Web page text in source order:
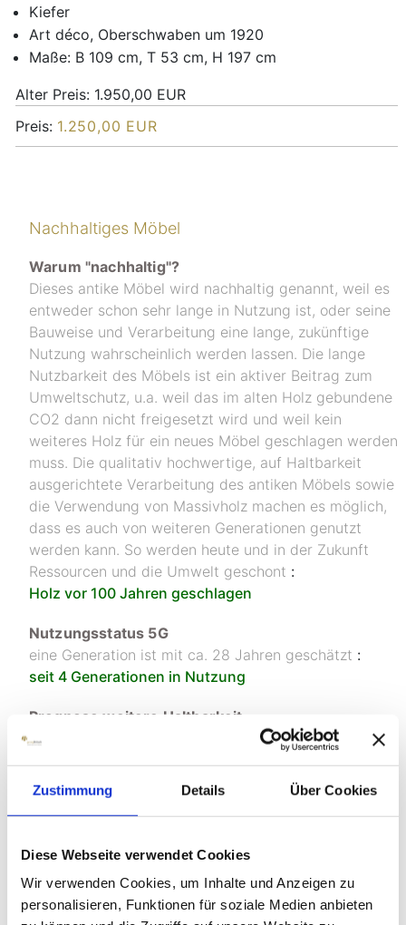
Zustimmung Details Über Cookies
Diese Webseite verwendet Cookies
Wir verwenden Cookies, um Inhalte und Anzeigen zu
personalisieren, Funktionen für soziale Medien anbieten
Kiefer
Art déco, Oberschwaben um 1920
Maße: B 109 cm, T 53 cm, H 197 cm
Alter Preis: 1.950,00 EUR
Preis: 1.250,00 EUR
Nachhaltiges Möbel
Warum "nachhaltig"?
Dieses antike Möbel wird nachhaltig genannt, weil es
entweder schon sehr lange in Nutzung ist, oder seine
Bauweise und Verarbeitung eine lange, zukünftige
Nutzung wahrscheinlich werden lassen. Die lange
Nutzbarkeit des Möbels ist ein aktiver Beitrag zum
Umweltschutz, u.a. weil das im alten Holz gebundene
CO2 dann nicht freigesetzt wird und weil kein
weiteres Holz für ein neues Möbel geschlagen werden
muss. Die qualitativ hochwertige, auf Haltbarkeit
ausgerichtete Verarbeitung des antiken Möbels sowie
die Verwendung von Massivholz machen es möglich,
dass es auch von weiteren Generationen genutzt
werden kann. So werden heute und in der Zukunft
Ressourcen und die Umwelt geschont :
Holz vor 100 Jahren geschlagen
Nutzungsstatus 5G
eine Generation ist mit ca. 28 Jahren geschätzt :
seit 4 Generationen in Nutzung
Prognose weitere Haltbarkeit
bei entsprechender Pflege und/oder Aufarbeitung:
Umweltbilanz
berücksichtigt sind Werkstoff- und Energieressourcen
positiv
Belastung der Umwelt heute